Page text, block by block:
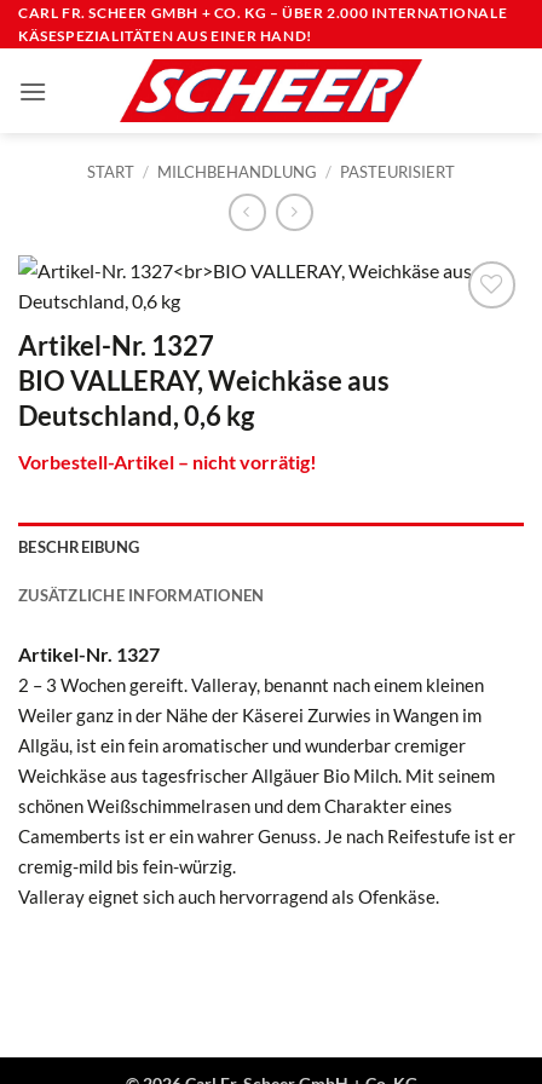
Zum
Inhalt
CARL FR. SCHEER GMBH + CO. KG – ÜBER 2.000 INTERNATIONALE
KÄSESPEZIALITÄTEN AUS EINER HAND!
START / MILCHBEHANDLUNG / PASTEURISIERT
Artikel-Nr. 1327
BIO VALLERAY, Weichkäse aus
Deutschland, 0,6 kg
Vorbestell-Artikel – nicht vorrätig!
BESCHREIBUNG
ZUSÄTZLICHE INFORMATIONEN
Artikel-Nr. 1327
2 – 3 Wochen gereift. Valleray, benannt nach einem kleinen
Weiler ganz in der Nähe der Käserei Zurwies in Wangen im
Allgäu, ist ein fein aromatischer und wunderbar cremiger
Weichkäse aus tagesfrischer Allgäuer Bio Milch. Mit seinem
schönen Weißschimmelrasen und dem Charakter eines
Camemberts ist er ein wahrer Genuss. Je nach Reifestufe ist er
cremig-mild bis fein-würzig.
Valleray eignet sich auch hervorragend als Ofenkäse.